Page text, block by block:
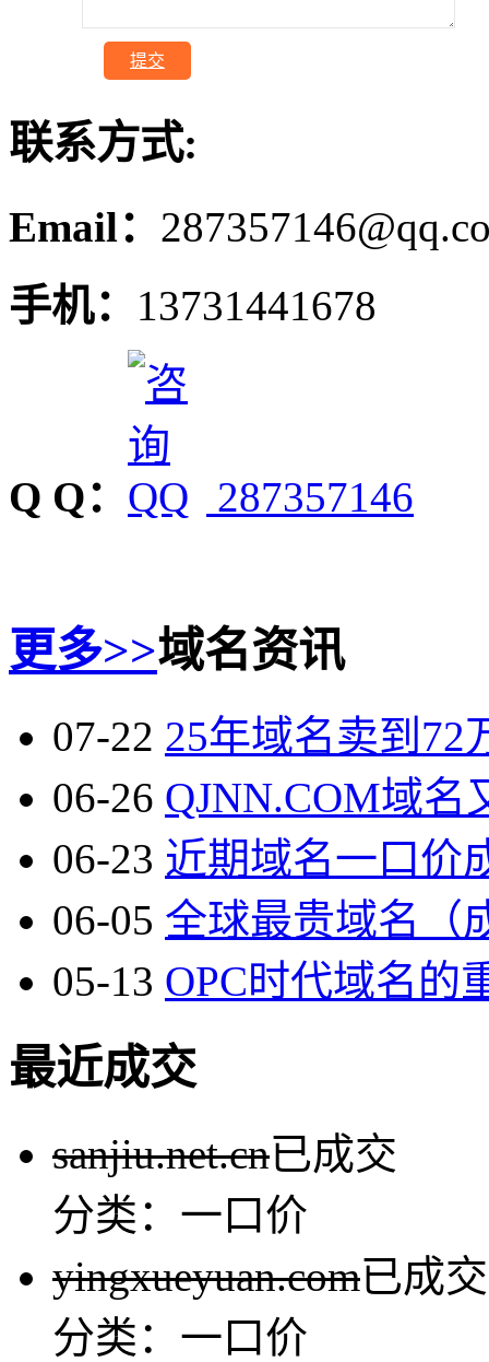
提交
联系方式:
Email：
手机： 13731441678
Q Q： 287357146
更多>>域名资讯
07-22 25年域名卖到72
06-26 QJNN.COM域名
06-23 近期域名一口价
06-05 全球最贵域名（
05-13 OPC时代域名的
最近成交
sanjiu.net.cn已成交
分类：一口价
yingxueyuan.com已成交
分类：一口价